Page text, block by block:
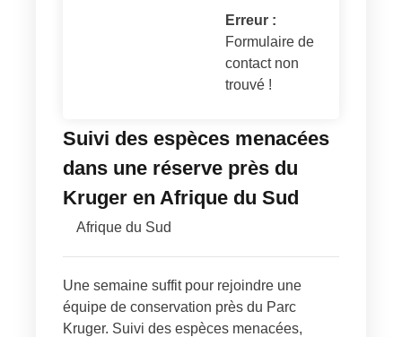
Erreur :
Formulaire de
contact non
trouvé !
Suivi des espèces menacées
dans une réserve près du
Kruger en Afrique du Sud
Afrique du Sud
Une semaine suffit pour rejoindre une
équipe de conservation près du Parc
Kruger. Suivi des espèces menacées,